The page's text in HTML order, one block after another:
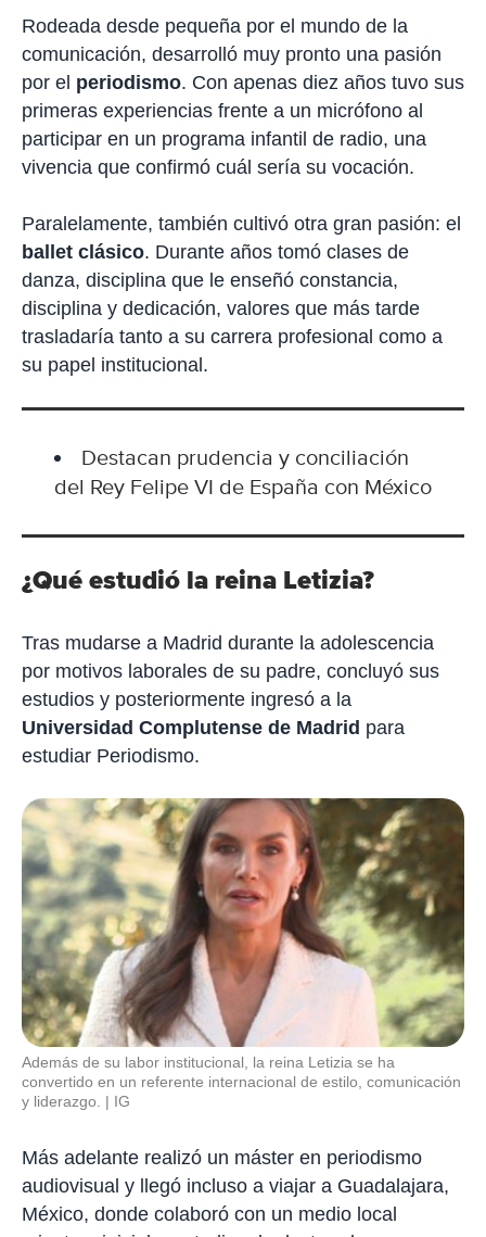
Rodeada desde pequeña por el mundo de la
comunicación, desarrolló muy pronto una pasión
por el periodismo. Con apenas diez años tuvo sus
primeras experiencias frente a un micrófono al
participar en un programa infantil de radio, una
vivencia que confirmó cuál sería su vocación.
Paralelamente, también cultivó otra gran pasión: el
ballet clásico. Durante años tomó clases de
danza, disciplina que le enseñó constancia,
disciplina y dedicación, valores que más tarde
trasladaría tanto a su carrera profesional como a
su papel institucional.
Destacan prudencia y conciliación
del Rey Felipe VI de España con México
¿Qué estudió la reina Letizia?
Tras mudarse a Madrid durante la adolescencia
por motivos laborales de su padre, concluyó sus
estudios y posteriormente ingresó a la
Universidad Complutense de Madrid para
estudiar Periodismo.
Además de su labor institucional, la reina Letizia se ha
convertido en un referente internacional de estilo, comunicación
y liderazgo.
IG
Más adelante realizó un máster en periodismo
audiovisual y llegó incluso a viajar a Guadalajara,
México, donde colaboró con un medio local